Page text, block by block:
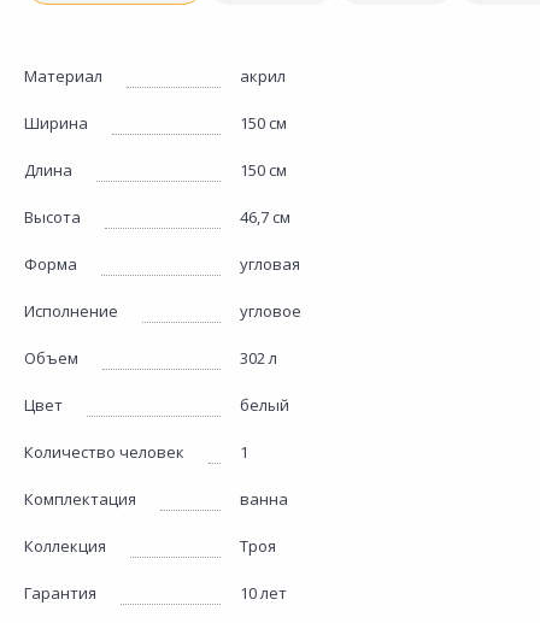
Материал акрил
Ширина 150 см
Длина 150 см
Высота 46,7 см
Форма угловая
Исполнение угловое
Объем 302 л
Цвет белый
Количество человек 1
Комплектация ванна
Коллекция Троя
Гарантия 10 лет